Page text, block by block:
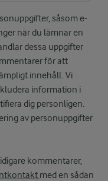
såsom e-
när du lämnar en
dessa uppgifter
för att
innehåll. Vi
information i
dig personligen.
av personuppgifter
kommentarer,
med en sådan